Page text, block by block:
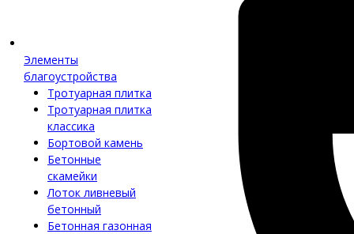
Элементы
благоустройства
Тротуарная плитка
Тротуарная плитка
классика
Бортовой камень
Бетонные
скамейки
Лоток ливневый
бетонный
Бетонная газонная